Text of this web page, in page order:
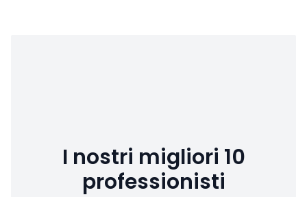
I nostri migliori 10
professionisti